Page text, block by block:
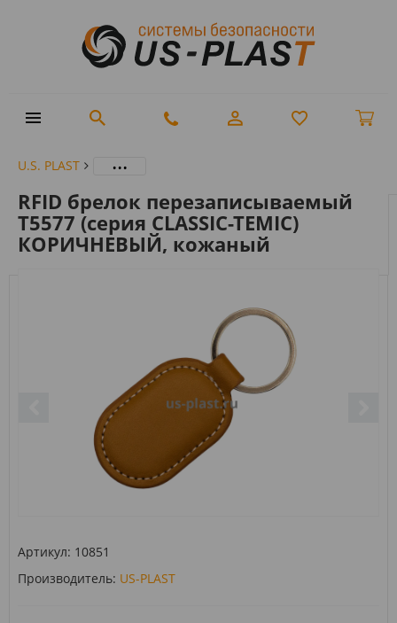
U.S. PLAST ...
RFID брелок перезаписываемый
T5577 (серия CLASSIC-TEMIC)
КОРИЧНЕВЫЙ, кожаный
Артикул: 10851
Производитель: US-PLAST